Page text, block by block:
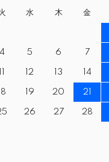
水 木 金
4 5 6 7
12 13 14
18 19 20 21
26 27 28